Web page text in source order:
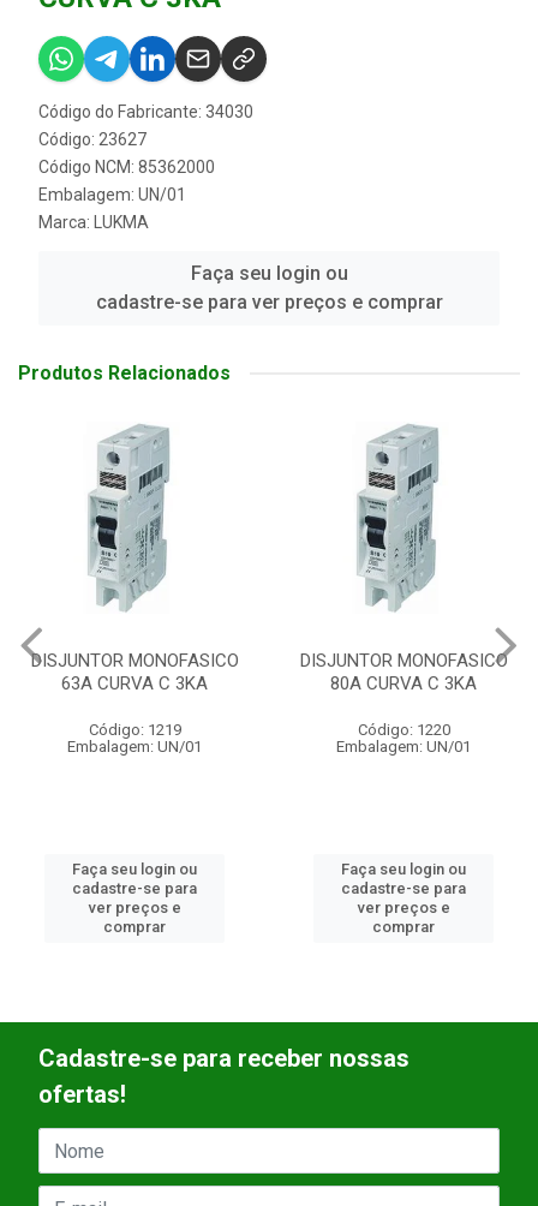
Código do Fabricante: 34030
Código: 23627
Código NCM: 85362000
Embalagem: UN/01
Marca:
LUKMA
Faça seu login ou
cadastre-se para ver preços e comprar
Produtos Relacionados
DISJUNTOR MONOFASICO
80A CURVA C 3KA
Código: 1220
Embalagem: UN/01
Faça seu login ou
cadastre-se para
ver preços e
comprar
DISJUNTOR MONOFASICO
40A CURVA C 3KA
Código: 1252
Embalagem: UN/01
Faça seu login ou
cadastre-se para
ver preços e
comprar
Cadastre-se para receber nossas
ofertas!